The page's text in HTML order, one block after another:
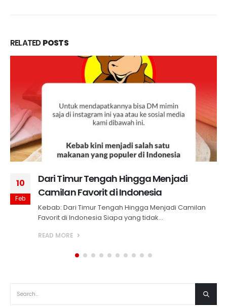
RELATEDPOSTS
10
Feb
Dari Timur Tengah Hingga Menjadi
Camilan Favorit di Indonesia
Kebab: Dari Timur Tengah Hingga Menjadi Camilan
Favorit di Indonesia Siapa yang tidak...
READ MORE